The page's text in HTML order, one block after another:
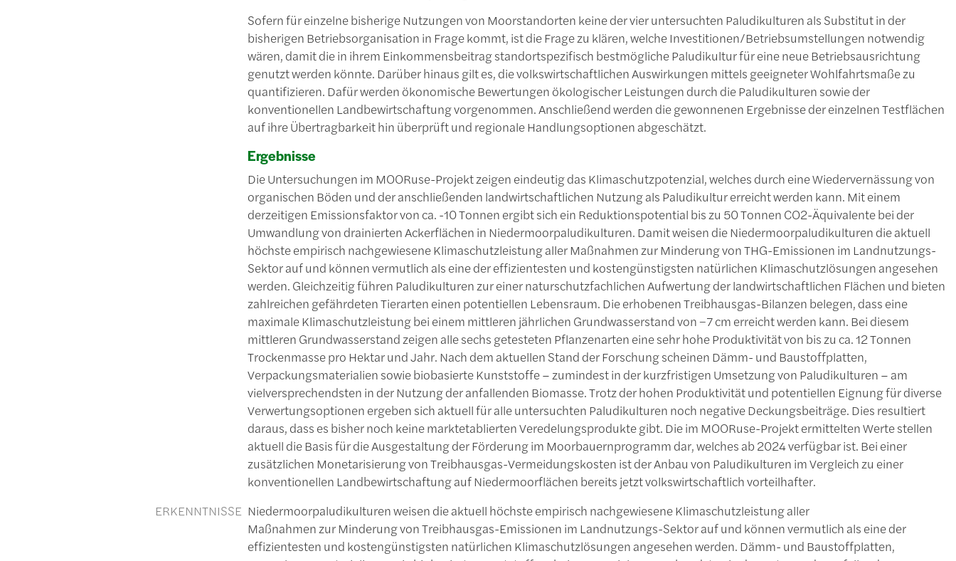
Sofern für einzelne bisherige Nutzungen von Moorstandorten keine der vier untersuchten Paludikulturen als Substitut in der
bisherigen Betriebsorganisation in Frage kommt, ist die Frage zu klären, welche Investitionen/Betriebsumstellungen notwendig
wären, damit die in ihrem Einkommensbeitrag standortspezifisch bestmögliche Paludikultur für eine neue Betriebsausrichtung
genutzt werden könnte. Darüber hinaus gilt es, die volkswirtschaftlichen Auswirkungen mittels geeigneter Wohlfahrtsmaße zu
quantifizieren. Dafür werden ökonomische Bewertungen ökologischer Leistungen durch die Paludikulturen sowie der
konventionellen Landbewirtschaftung vorgenommen. Anschließend werden die gewonnenen Ergebnisse der einzelnen Testflächen
auf ihre Übertragbarkeit hin überprüft und regionale Handlungsoptionen abgeschätzt.
Ergebnisse
Die Untersuchungen im MOORuse-Projekt zeigen eindeutig das Klimaschutzpotenzial, welches durch eine Wiedervernässung von
organischen Böden und der anschließenden landwirtschaftlichen Nutzung als Paludikultur erreicht werden kann. Mit einem
derzeitigen Emissionsfaktor von ca. -10 Tonnen ergibt sich ein Reduktionspotential bis zu 50 Tonnen CO2-Äquivalente bei der
Umwandlung von drainierten Ackerflächen in Niedermoorpaludikulturen. Damit weisen die Niedermoorpaludikulturen die aktuell
höchste empirisch nachgewiesene Klimaschutzleistung aller Maßnahmen zur Minderung von THG-Emissionen im Landnutzungs-
Sektor auf und können vermutlich als eine der effizientesten und kostengünstigsten natürlichen Klimaschutzlösungen angesehen
werden. Gleichzeitig führen Paludikulturen zur einer naturschutzfachlichen Aufwertung der landwirtschaftlichen Flächen und bieten
zahlreichen gefährdeten Tierarten einen potentiellen Lebensraum. Die erhobenen Treibhausgas-Bilanzen belegen, dass eine
maximale Klimaschutzleistung bei einem mittleren jährlichen Grundwasserstand von −7 cm erreicht werden kann. Bei diesem
mittleren Grundwasserstand zeigen alle sechs getesteten Pflanzenarten eine sehr hohe Produktivität von bis zu ca. 12 Tonnen
Trockenmasse pro Hektar und Jahr. Nach dem aktuellen Stand der Forschung scheinen Dämm- und Baustoffplatten,
Verpackungsmaterialien sowie biobasierte Kunststoffe – zumindest in der kurzfristigen Umsetzung von Paludikulturen – am
vielversprechendsten in der Nutzung der anfallenden Biomasse. Trotz der hohen Produktivität und potentiellen Eignung für diverse
Verwertungsoptionen ergeben sich aktuell für alle untersuchten Paludikulturen noch negative Deckungsbeiträge. Dies resultiert
daraus, dass es bisher noch keine marktetablierten Veredelungsprodukte gibt. Die im MOORuse-Projekt ermittelten Werte stellen
aktuell die Basis für die Ausgestaltung der Förderung im Moorbauernprogramm dar, welches ab 2024 verfügbar ist. Bei einer
zusätzlichen Monetarisierung von Treibhausgas-Vermeidungskosten ist der Anbau von Paludikulturen im Vergleich zu einer
konventionellen Landbewirtschaftung auf Niedermoorflächen bereits jetzt volkswirtschaftlich vorteilhafter.
ERKENNTNISSE Niedermoorpaludikulturen weisen die aktuell höchste empirisch nachgewiesene Klimaschutzleistung aller
Maßnahmen zur Minderung von Treibhausgas-Emissionen im Landnutzungs-Sektor auf und können vermutlich als eine der
effizientesten und kostengünstigsten natürlichen Klimaschutzlösungen angesehen werden. Dämm- und Baustoffplatten,